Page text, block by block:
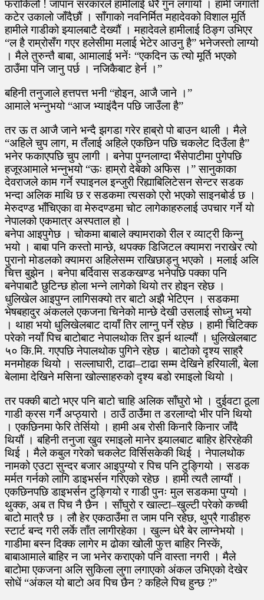
फराकिलो ! जापान सरकारले हामीलाई धेरै गुन लगायो । हामी जगाती
कटेर उकालो जाँदैछौं । साँगाको नवनिर्मित महादेवको विशाल मूर्ति
हामीले गाडीको झ्यालबाटै देख्यौं । महादेवले हामीलाई ठिङ्ग उभिएर
“ल है राम्रोसँग गएर हलेसीमा मलाई भेटेर आउनु है” भनेजस्तो लाग्यो
। मैले तुरुन्तै बाबा, आमालाई भनेंः “एकदिन ऊ त्यो मूर्ति भएको
ठाउँमा पनि जानु पर्छ । नजिकैबाट हेर्न ।”
बहिनी तनुजाले हत्तपत्त भनी “होइन, आजै जाने ।”
आमाले भन्नुभयो “आज भ्याइंदैन पछि जाउँला है”
तर ऊ त आजै जाने भन्दै झगडा गरेर हाब्रो पो बाउन थाली । मैले
“अहिले चुप लाग, म तँलाई अहिले एकछिन पछि चकलेट दिउँला है”
भनेर फकाएपछि चुप लागी । बनेपा पुग्नलाग्दा भैंसेपाटीमा पुगेपछि
हजूरआमाले भन्नुभयो “ऊः हाम्रो देबेको अफिस ।” सानुकाका
देवराजले काम गर्ने स्पाइनल इन्जुरी रिह्याबिलिटेसन सेन्टर सडक
भन्दा अलिक माथि छ र सडकमा त्यसको एरो भएको साइनबोर्ड छ ।
मेरुदण्ड भाँचिएका वा मेरुदण्डमा चोट लागेकाहरुलाई उपचार गर्ने यो
नेपालको एकमात्र अस्पताल हो ।
बनेपा आइपुगेछ । चोकमा बाबाले क्यामराको रील र व्याट्री किन्नु
भयो । बाबा पनि कस्तो मान्छे, थपक्क डिजिटल क्यामरा नराखेर त्यो
पुरानो मोडलको क्यामरा अहिलेसम्म राखिछाड्नु भएको । मलाई अलि
चित्त बुझेन । बनेपा बर्दिवास सडकखण्ड भनेपछि पक्का पनि
बनेपाबाटै छुटिन्छ होला भन्ने लागेको थियो तर होइन रहेछ ।
धुलिखेल आइपुग्न लागिसक्यो तर बाटो अझै भेटिएन । सडकमा
भेषबहादुर अंकलले एकजना चिनेको मान्छे देखी उसलाई सोध्नु भयो
। थाहा भयो धुलिखेलबाट दायाँ तिर लाग्नु पर्ने रहेछ । हामी चिटिक्क
परेको नयाँ पिच बाटोबाट नेपालथोक तिर झर्न थाल्यौं । धुलिखेलबाट
५० कि.मि. गएपछि नेपालथोक पुगिने रहेछ । बाटोको दृश्य साह्रै
मनमोहक थियो । सल्लाघारी, टाढा–टाढा सम्म देखिने हरियाली, बेला
बेलामा देखिने मसिना खोल्साहरुको दृश्य बडो रमाइलो थियो ।
तर पक्की बाटो भएर पनि बाटो चाहि अलिक साँघुरो भो । दुईवटा ठूला
गाडी क्रस गर्नै अप्ठ्यारो । ठाउँ ठाउँमा त डरलाग्दो भीर पनि थियो
। एकछिनमा फेरि तेर्सियो । हामी अब रोसी किनारै किनार जाँदै
थियौं । बहिनी तनुजा खुव रमाइलो मानेर झ्यालबाट बाहिर हेरिरहेकी
थिई । मैले कबुल गरेको चकलेट विर्सिसकेकी थिई । नेपालथोक
नामको एउटा सुन्दर बजार आइपुग्यो र पिच पनि टुङ्गियो । सडक
मर्मत गर्नको लागि डाइभर्सन गरिएको रहेछ । हामी त्यतै लाग्यौं ।
एकछिनपछि डाइभर्सन टुङ्गियो र गाडी पुनः मुल सडकमा पुग्यो ।
थुक्क, अब त पिच नै छैन । साँघुरो र खाल्टा–खुल्टी परेको कच्ची
बाटो मात्रै छ । लौ हेर एकठाउँमा त जाम पनि रहेछ, थुप्रै गाडीहरु
स्टार्ट बन्द गरी लर्के ताँत लागीरहेका । खुल्न धेरै बेर लाग्नेभयो ।
गाडीमा बस्न दिक्क लागेर म ढोका खोली फुत्त बाहिर निस्कें,
बाबाआमाले बाहिर न जा भनेर कराएको पनि वास्ता नगरी । मैले
बाटोमा एकजना अलि सुकिला लुगा लगाएको अंकल उभिएको देखेर
सोधें “अंकल यो बाटो अव पिच छैन ? कहिले पिच हुन्छ ?”